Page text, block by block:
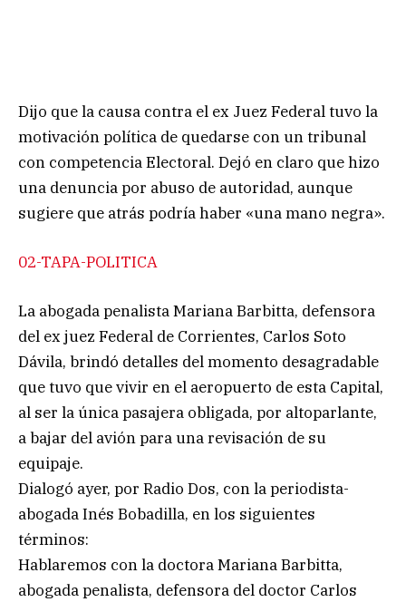
Dijo que la causa contra el ex Juez Federal tuvo la
motivación política de quedarse con un tribunal
con competencia Electoral. Dejó en claro que hizo
una denuncia por abuso de autoridad, aunque
sugiere que atrás podría haber «una mano negra».
02-TAPA-POLITICA
La abogada penalista Mariana Barbitta, defensora
del ex juez Federal de Corrientes, Carlos Soto
Dávila, brindó detalles del momento desagradable
que tuvo que vivir en el aeropuerto de esta Capital,
al ser la única pasajera obligada, por altoparlante,
a bajar del avión para una revisación de su
equipaje.
Dialogó ayer, por Radio Dos, con la periodista-
abogada Inés Bobadilla, en los siguientes
términos:
Hablaremos con la doctora Mariana Barbitta,
abogada penalista, defensora del doctor Carlos